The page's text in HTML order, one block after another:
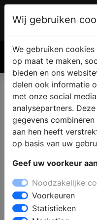
Wij gebruiken
We gebruiken
op maat te maken,
bieden en ons
delen ook informatie
met onze social
analysepartners.
gegevens
aan hen heeft
op basis van uw
Geef uw voorkeur
Noodzakelijke
Voorkeuren
Statistieken